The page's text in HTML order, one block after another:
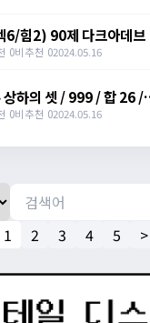
공8 합8(덱6/힘2) 90제 다
0비추천 02024.05.16
상하의 셋 / 999 / 합 26 /
o/
0비추천 02024.05.16
1 2 3 4 5 >